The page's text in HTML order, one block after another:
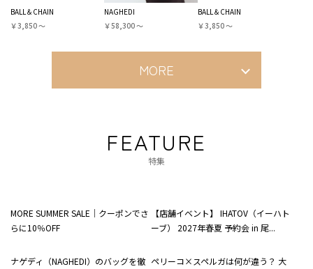
BALL＆CHAIN
￥3,850 〜
NAGHEDI
￥58,300 〜
BALL＆CHAIN
￥3,850 〜
MORE
FEATURE
特集
MORE SUMMER SALE｜クーポンでさ
らに10％OFF
【店舗イベント】 IHATOV（イーハト
ーブ） 2027年春夏 予約会 in 尾...
ナゲディ（NAGHEDI）のバッグを徹 ペリーコ×スペルガは何が違う？ 大